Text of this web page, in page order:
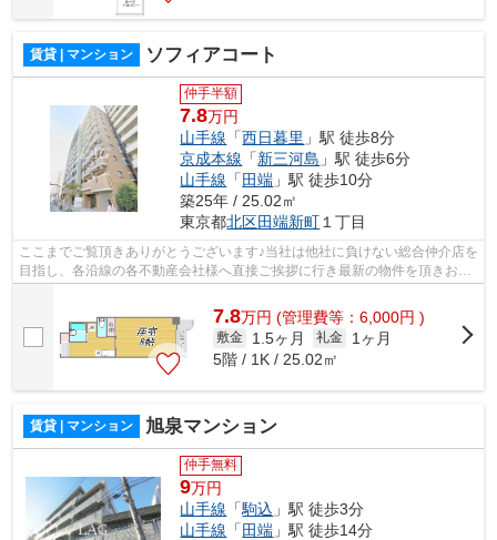
賃貸 | マンション ソフィアコート
仲手半額
7.8万円
山手線 「西日暮里 」駅 徒歩8分
京成本線 「新三河島 」駅 徒歩6分
山手線 「 田端 」駅 徒歩10分
築25年 / 25.02㎡
東京都北区田端新町 １丁目
ここまでご覧頂きありがとうございます♪当社は他社に負けない総合仲介店を
目指し、各沿線の各不動産会社様へ直接ご挨拶に行き最新の物件を頂きお客
7.8万円 (管理費等：6,000円 )
敷金 1.5ヶ月 礼金
1ヶ月
5階 / 1K / 25.02㎡
賃貸 | マンション 旭泉マンション
仲手無料
9万円
山手線 「駒込 」駅 徒歩3分
山手線 「 田端 」駅 徒歩14分